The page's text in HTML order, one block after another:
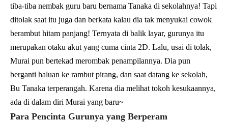
tiba-tiba nembak guru baru bernama Tanaka di sekolahnya! Tapi
ditolak saat itu juga dan berkata kalau dia tak menyukai cowok
berambut hitam panjang! Ternyata di balik layar, gurunya itu
merupakan otaku akut yang cuma cinta 2D. Lalu, usai di tolak,
Murai pun bertekad merombak penampilannya. Dia pun
berganti haluan ke rambut pirang, dan saat datang ke sekolah,
Bu Tanaka terperangah. Karena dia melihat tokoh kesukaannya,
ada di dalam diri Murai yang baru~
Para Pencinta Gurunya yang Berperam